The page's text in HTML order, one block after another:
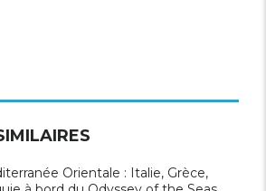
Orientale : Italie, Grèce,